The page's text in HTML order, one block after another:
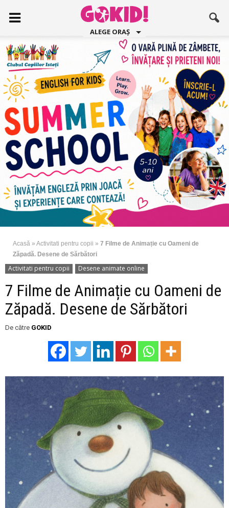
ALEGE ORAȘ
Acasă » Activitati pentru copii » 7 Filme de Animație cu Oameni de
Zăpadă. Desene de Sărbători
Activitati pentru copii Desene animate online
7 Filme de Animație cu Oameni de
Zăpadă. Desene de Sărbători
De către GOKID